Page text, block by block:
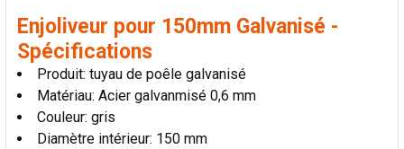
Enjoliveur pour 150mm Galvanisé -
Spécifications
Produit: tuyau de poêle galvanisé
Matériau: Acier galvanmisé 0,6 mm
Couleur: gris
Diamètre intérieur: 150 mm